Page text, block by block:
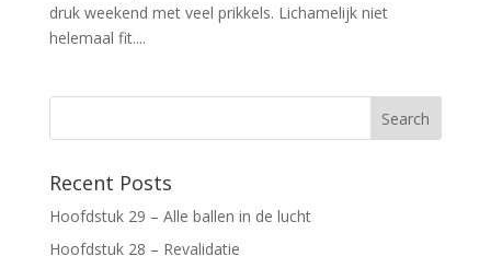
druk weekend met veel prikkels. Lichamelijk niet
helemaal fit....
Recent Posts
Hoofdstuk 29 – Alle ballen in de lucht
Hoofdstuk 28 – Revalidatie